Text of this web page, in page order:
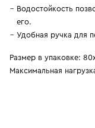
Водостойкость
его.
Удобная ручка для
Размер в упаковке:
Максимальная